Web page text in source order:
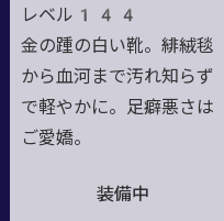
レベル144
金の踵の白い靴。緋絨毯
から血河まで汚れ知らず
で軽やかに。足癖悪さは
ご愛嬌。
装備中